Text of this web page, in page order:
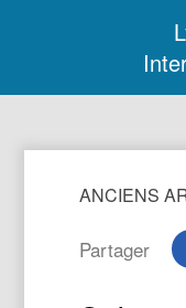
ANCIENS
Partager